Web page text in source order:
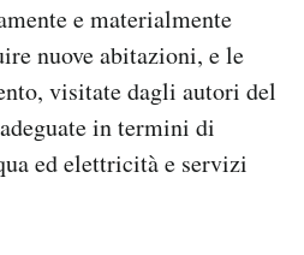
e materialmente
nuove abitazioni, e le
visitate dagli autori del
in termini di
ed elettricità e servizi